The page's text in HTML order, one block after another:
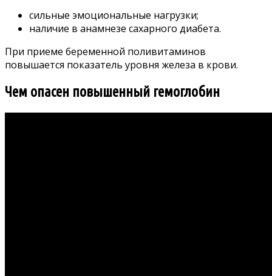
сильные эмоциональные нагрузки;
наличие в анамнезе сахарного диабета.
При приеме беременной поливитаминов
повышается показатель уровня железа в крови.
Чем опасен повышенный гемоглобин